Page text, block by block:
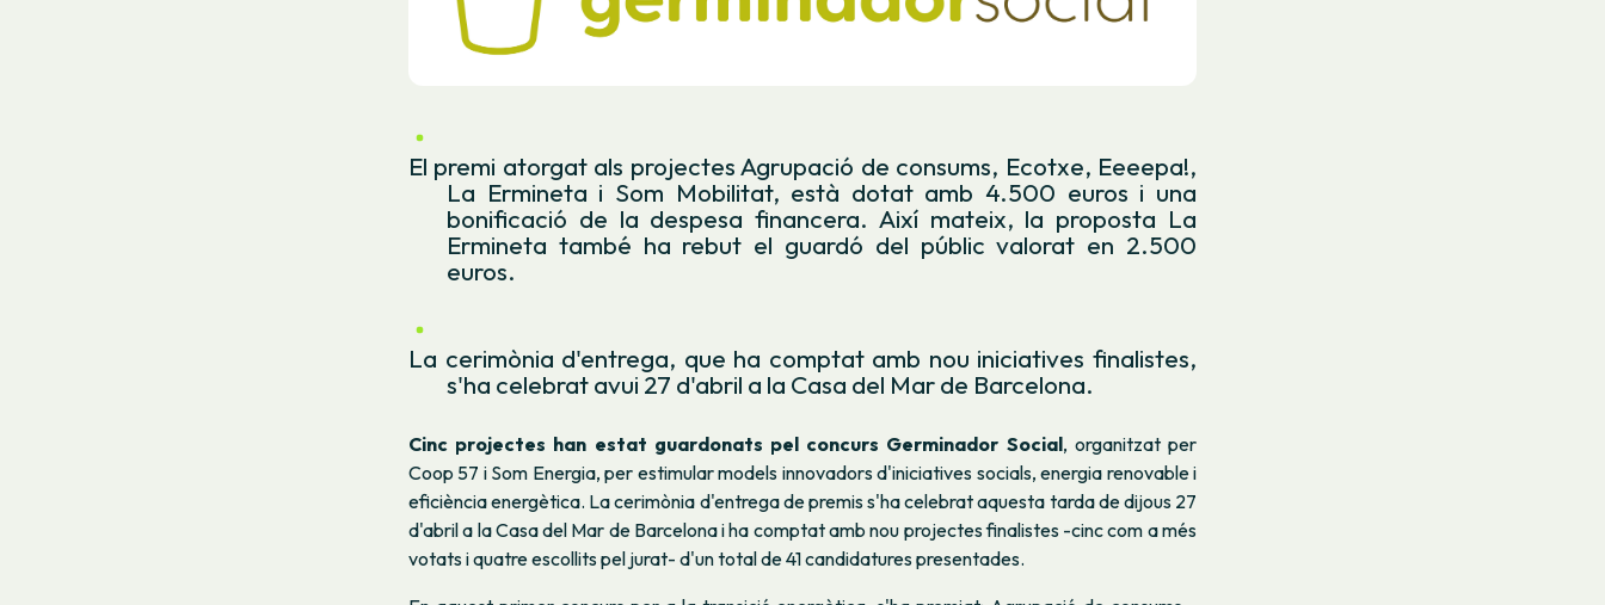
El premi atorgat als projectes Agrupació de consums, Ecotxe, Eeeepa!,
La Ermineta i Som Mobilitat, està dotat amb 4.500 euros i una
bonificació de la despesa financera. Així mateix, la proposta La
Ermineta també ha rebut el guardó del públic valorat en 2.500
euros.
La cerimònia d'entrega, que ha comptat amb nou iniciatives finalistes,
s'ha celebrat avui 27 d'abril a la Casa del Mar de Barcelona.
Cinc projectes han estat guardonats pel concurs Germinador Social, organitzat per
Coop 57 i Som Energia, per estimular models innovadors d'iniciatives socials, energia renovable i
eficiència energètica. La cerimònia d'entrega de premis s'ha celebrat aquesta tarda de dijous 27
d'abril a la Casa del Mar de Barcelona i ha comptat amb nou projectes finalistes -cinc com a més
votats i quatre escollits pel jurat- d'un total de 41 candidatures presentades.